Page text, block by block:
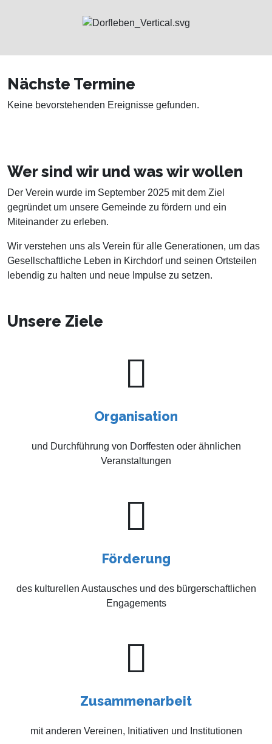
Nächste Termine
Keine bevorstehenden Ereignisse gefunden.
Wer sind wir und was wir wollen
Der Verein wurde im September 2025 mit dem Ziel
gegründet um unsere Gemeinde zu fördern und ein
Miteinander zu erleben.
Wir verstehen uns als Verein für alle Generationen, um das
Gesellschaftliche Leben in Kirchdorf und seinen Ortsteilen
lebendig zu halten und neue Impulse zu setzen.
Unsere Ziele
Organisation
und Durchführung von Dorffesten oder ähnlichen
Veranstaltungen
Förderung
des kulturellen Austausches und des bürgerschaftlichen
Engagements
Zusammenarbeit
mit anderen Vereinen, Initiativen und Institutionen